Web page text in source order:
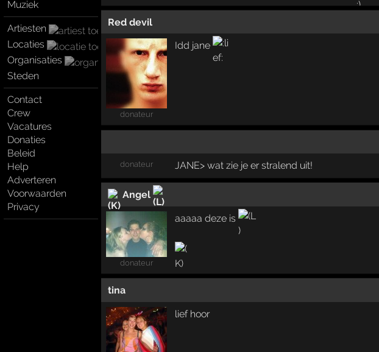
Muziek
Artiesten
Locaties
Organisaties
Steden
Contact
Crew
Vacatures
Donaties
Beleid
Help
Adverteren
Voorwaarden
Privacy
Red devil
donateur
Idd jane
donateur JANE> wat zie je er stralend uit!
Angel
donateur
aaaaa deze is
tina
lief hoor